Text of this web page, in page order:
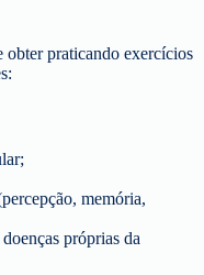
obter praticando exercícios
memória,
próprias da